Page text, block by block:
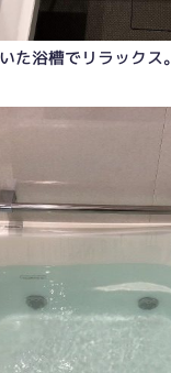
た浴槽でリラックス。